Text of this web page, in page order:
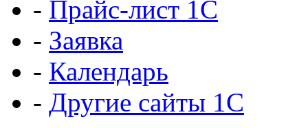
- Прайс-лист 1C
- Заявка
- Календарь
- Другие сайты 1С